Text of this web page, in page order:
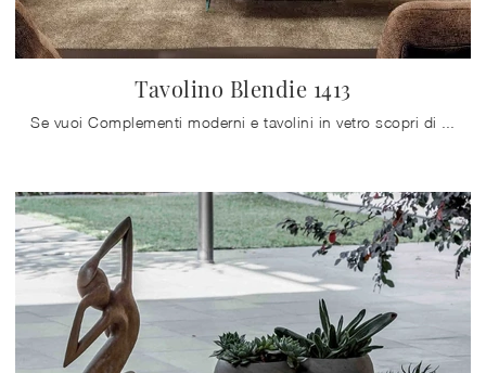
Tavolino Blendie 1413